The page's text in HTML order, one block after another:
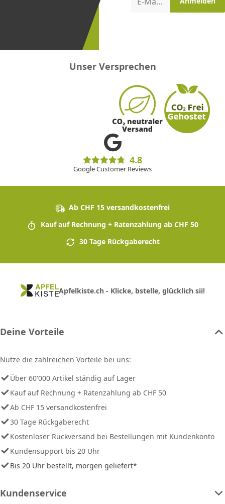
Unser Versprechen
4.8
Google Customer Reviews
Ab CHF 15 versandkostenfrei
Kauf auf Rechnung + Ratenzahlung ab CHF 50
30 Tage Rückgaberecht
Apfelkiste.ch - Klicke, bstelle, glücklich sii!
Deine Vorteile
Nutze die zahlreichen Vorteile bei uns:
Über 60'000 Artikel ständig auf Lager
Kauf auf Rechnung + Ratenzahlung ab CHF 50
Ab CHF 15 versandkostenfrei
30 Tage Rückgaberecht
Kostenloser Rückversand bei Bestellungen mit Kundenkonto
Kundensupport bis 20 Uhr
Bis 20 Uhr bestellt, morgen geliefert*
Kundenservice